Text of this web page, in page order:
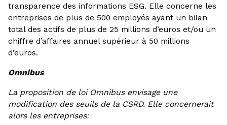
transparence des informations ESG. Elle concerne les
entreprises de plus de 500 employés ayant un bilan
total des actifs de plus de 25 millions d’euros et/ou un
chiffre d’affaires annuel supérieur à 50 millions
d’euros.
Omnibus
La proposition de loi Omnibus envisage une
modification des seuils de la CSRD. Elle concernerait
alors les entreprises: